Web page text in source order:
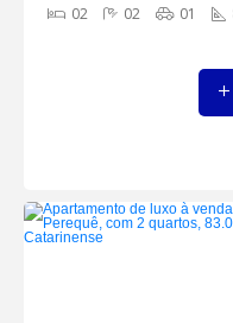
02 02 01